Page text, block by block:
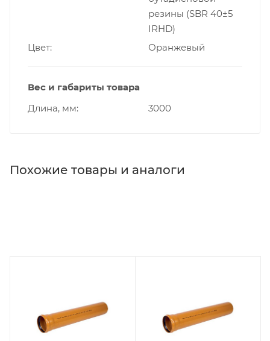
резины (SBR 40±5
IRHD)
Цвет
Оранжевый
Вес и габариты товара
Длина, мм
3000
Похожие товары и аналоги